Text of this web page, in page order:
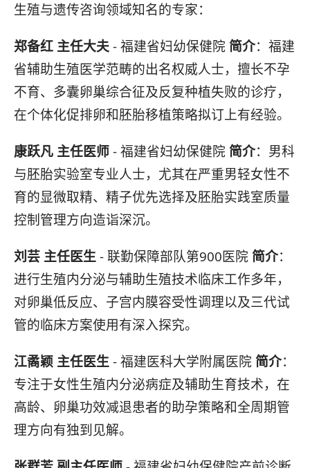
生殖与遗传咨询领域知名的专家：
郑备红 主任大夫 - 福建省妇幼保健院 简介：福建
省辅助生殖医学范畴的出名权威人士，擅长不孕
不育、多囊卵巢综合征及反复种植失败的诊疗，
在个体化促排卵和胚胎移植策略拟订上有经验。
康跃凡 主任医师 - 福建省妇幼保健院 简介：男科
与胚胎实验室专业人士，尤其在严重男轻女性不
育的显微取精、精子优先选择及胚胎实践室质量
控制管理方向造诣深沉。
刘芸 主任医生 - 联勤保障部队第900医院 简介：
进行生殖内分泌与辅助生殖技术临床工作多年，
对卵巢低反应、子宫内膜容受性调理以及三代试
管的临床方案使用有深入探究。
江矞颖 主任医生 - 福建医科大学附属医院 简介：
专注于女性生殖内分泌病症及辅助生育技术，在
高龄、卵巢功效减退患者的助孕策略和全周期管
理方向有独到见解。